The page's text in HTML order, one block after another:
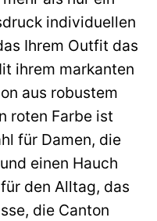
individuellen
Ihrem Outfit das
ihrem markanten
aus robustem
roten Farbe ist
für Damen, die
einen Hauch
den Alltag, das
die Canton